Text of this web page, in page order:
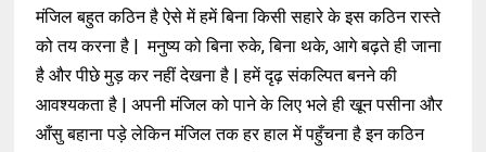
मंजिल बहुत कठिन है ऐसे में हमें बिना किसी सहारे के इस कठिन रास्ते
को तय करना है | मनुष्य को बिना रुके, बिना थके, आगे बढ़ते ही जाना
है और पीछे मुड़ कर नहीं देखना है | हमें दृढ़ संकल्पित बनने की
आवश्यकता है | अपनी मंजिल को पाने के लिए भले ही खून पसीना और
आँसु बहाना पड़े लेकिन मंजिल तक हर हाल में पहुँचना है इन कठिन